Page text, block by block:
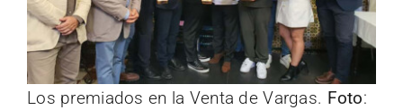
Los premiados en la Venta de Vargas. Foto: